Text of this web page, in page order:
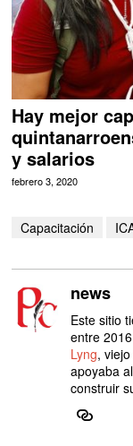
Hay mejor
y salarios
febrero 3, 2020
Capacitación
news
Este sitio
entre
Lyng,
apoyaba
construir